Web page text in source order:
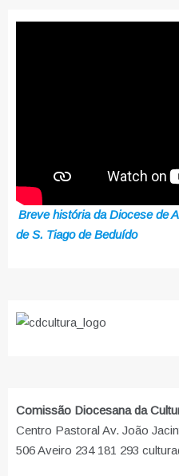
Breve história da Diocese de
de S. Tiago de Beduído
Comissão Diocesana da
Centro Pastoral Av. João
506 Aveiro 234 181 293